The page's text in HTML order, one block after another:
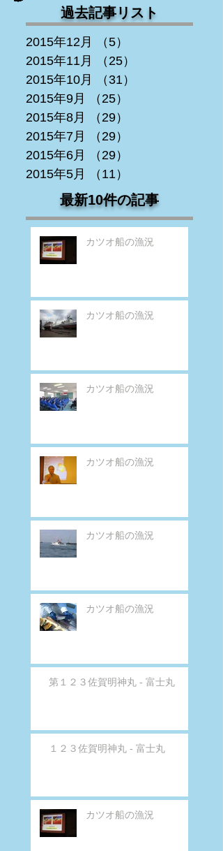
過去記事リスト
2015年12月 （5）
2015年11月
（25）
2015年10月
（31）
2015年9月
（25）
2015年8月
（29）
2015年7月
（29）
2015年6月
（29）
2015年5月
（11）
最新10件の記事
カツオ船の漁況
カツオ船の漁況
カツオ船の漁況
カツオ船の漁況
カツオ船の漁況
カツオ船の漁況
第１２３佐賀明神丸 - 富士丸
１２３佐賀明神丸 - 富士丸
カツオ船の漁況